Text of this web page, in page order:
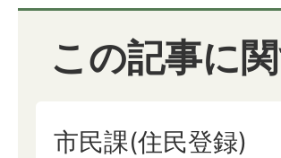
この記事に
市民課(住民登録)